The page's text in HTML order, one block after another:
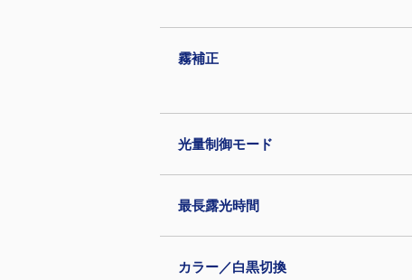
霧補正
光量制御モード
最長露光時間
カラー／白黒切換